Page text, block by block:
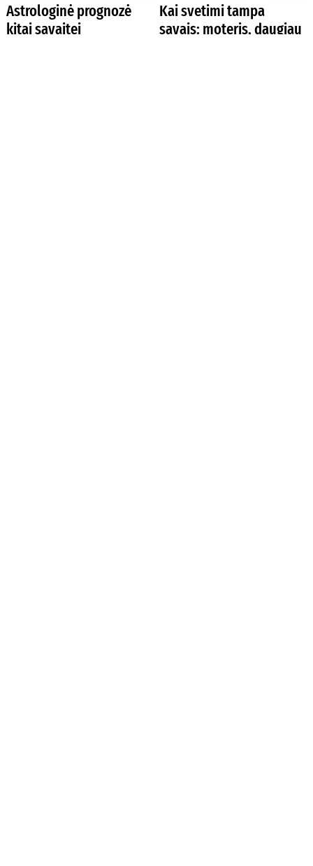
Astrologinė prognozė
kitai savaitei
Kai svetimi tampa
savais: moteris, daugiau